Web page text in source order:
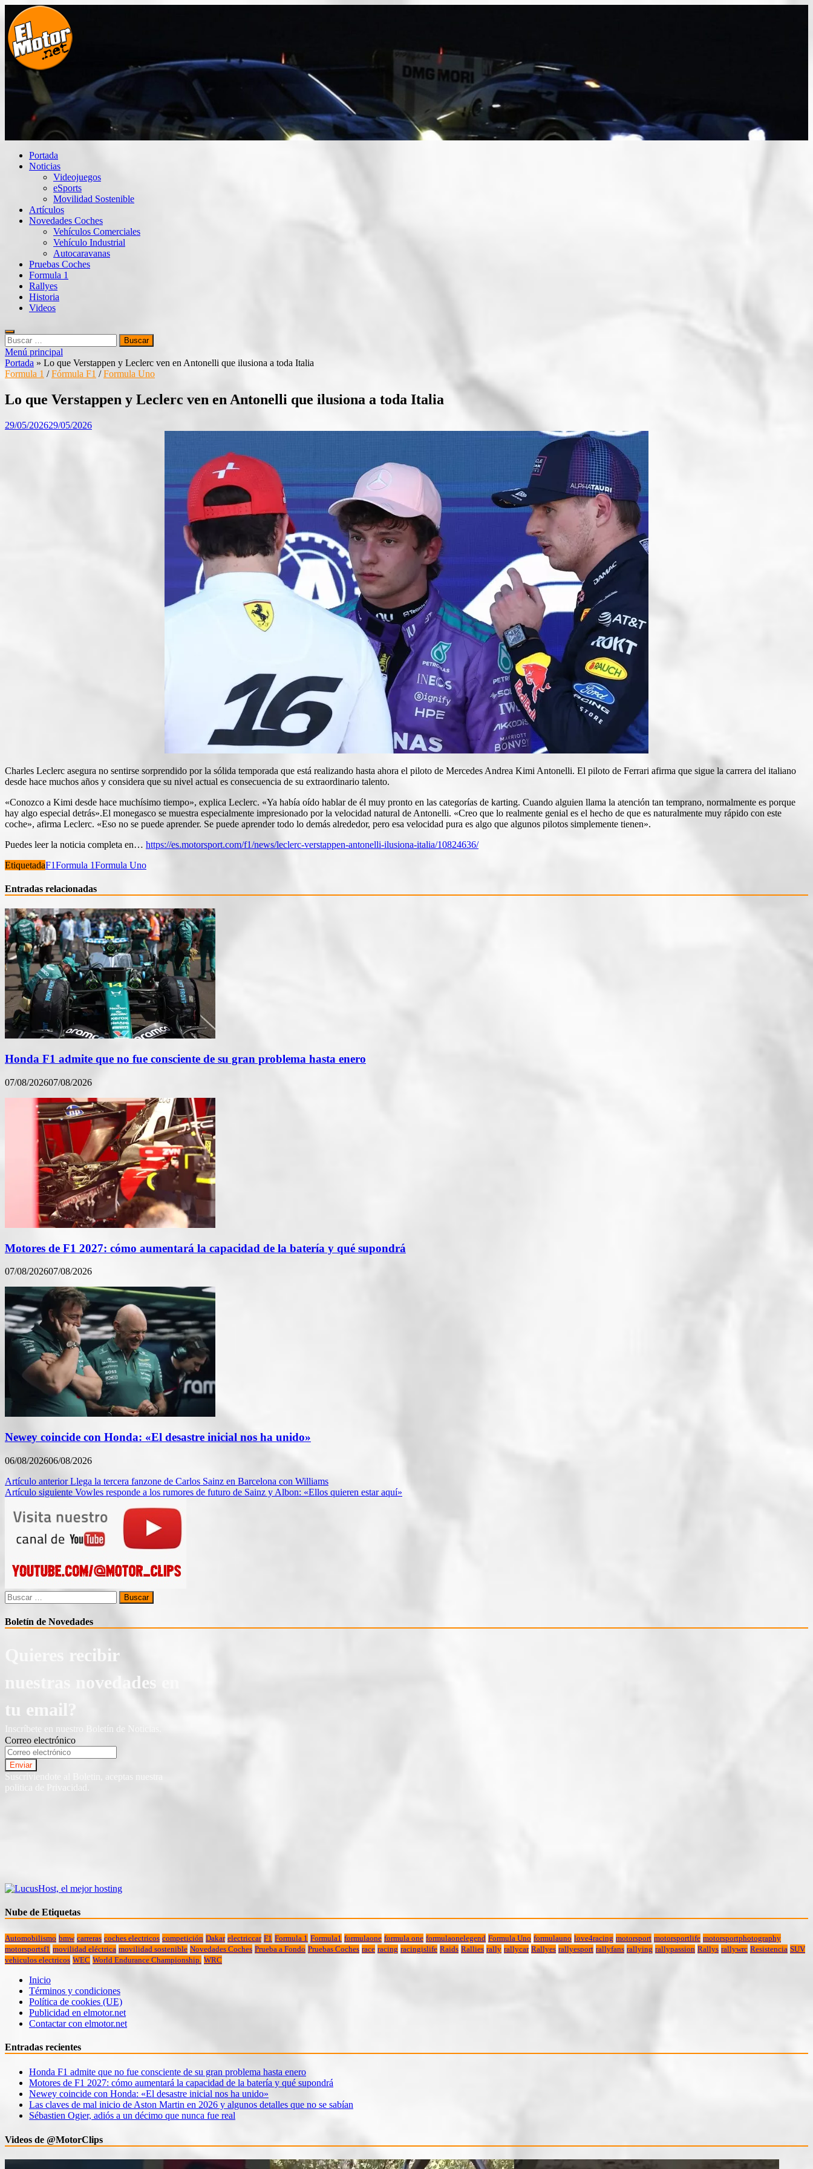
Saltar
contenido
El Motor punto Net
Información sobre novedades y pruebas de Automóviles
Portada
Noticias
Videojuegos
eSports
Movilidad Sostenible
Artículos
Novedades Coches
Vehículos Comerciales
Vehículo Industrial
Autocaravanas
Pruebas Coches
Formula 1
Rallyes
Historia
Videos
Buscar:
Menú principal
Portada » Lo que Verstappen y Leclerc ven en Antonelli que ilusiona a toda Italia
Formula 1 /Fórmula F1 /Formula Uno
Lo que Verstappen y Leclerc ven en Antonelli que ilusiona a toda Italia
29/05/202629/05/2026
Charles Leclerc asegura no sentirse sorprendido por la sólida temporada que está realizando hasta ahora el piloto de Mercedes Andrea Kimi Antonelli. El piloto de Ferrari afirma que sigue la carrera del italiano
desde hace muchos años y considera que su nivel actual es consecuencia de su extraordinario talento.
«Conozco a Kimi desde hace muchísimo tiempo», explica Leclerc. «Ya había oído hablar de él muy pronto en las categorías de karting. Cuando alguien llama la atención tan temprano, normalmente es porque
hay algo especial detrás».El monegasco se muestra especialmente impresionado por la velocidad natural de Antonelli. «Creo que lo realmente genial es el hecho de que es naturalmente muy rápido con este
coche», afirma Leclerc. «Eso no se puede aprender. Se puede aprender todo lo demás alrededor, pero esa velocidad pura es algo que algunos pilotos simplemente tienen».
Puedes leer la noticia completa en… https://es.motorsport.com/f1/news/leclerc-verstappen-antonelli-ilusiona-italia/10824636/
EtiquetadaF1Formula 1Formula Uno
Entradas relacionadas
Honda F1 admite que no fue consciente de su gran problema hasta enero
07/08/202607/08/2026
Motores de F1 2027: cómo aumentará la capacidad de la batería y qué supondrá
07/08/202607/08/2026
Newey coincide con Honda: «El desastre inicial nos ha unido»
06/08/202606/08/2026
Navegación
de
entradas
Artículo anterior Llega la tercera fanzone de Carlos Sainz en Barcelona con Williams
Artículo siguiente Vowles responde a los rumores de futuro de Sainz y Albon: «Ellos quieren estar aquí»
Buscar:
Boletín de Novedades
Quieres recibir
nuestras novedades en
tu email?
Inscríbete en nuestro Boletín de Noticias.
Correo electrónico
Suscriviendote al Boletin, aceptas nuestra
politica de Privacidad.
Nube de Etiquetas
Automobilismo bmw carreras coches electricos competición Dakar electriccar F1 Formula 1 Formula1 formulaone formula one formulaonelegend Formula Uno formulauno love4racing motorsport motorsportlife motorsportphotography
motorsportsf1 movilidad eléctrica movilidad sostenible Novedades Coches Prueba a Fondo Pruebas Coches race racing racingislife Raids Rallies rally rallycar Rallyes rallyesport rallyfans rallying rallypassion Rallys rallywrc Resistencia SUV
vehiculos electricos WEC World Endurance Championship. WRC
Inicio
Términos y condiciones
Política de cookies (UE)
Publicidad en elmotor.net
Contactar con elmotor.net
Entradas recientes
Honda F1 admite que no fue consciente de su gran problema hasta enero
Motores de F1 2027: cómo aumentará la capacidad de la batería y qué supondrá
Newey coincide con Honda: «El desastre inicial nos ha unido»
Las claves de mal inicio de Aston Martin en 2026 y algunos detalles que no se sabían
Sébastien Ogier, adiós a un décimo que nunca fue real
Videos de @MotorClips